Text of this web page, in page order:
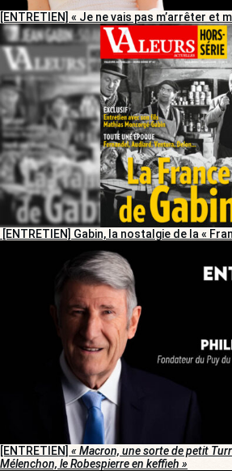
[ENTRETIEN] « Je ne vais pas m’arrêter et
[ENTRETIEN] Gabin, la nostalgie de la «
[ENTRETIEN] « Macron, une sorte de petit
Mélenchon, le Robespierre en keffieh »